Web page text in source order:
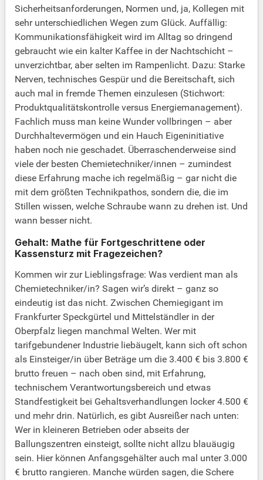
Sicherheitsanforderungen, Normen und, ja, Kollegen mit
sehr unterschiedlichen Wegen zum Glück. Auffällig:
Kommunikationsfähigkeit wird im Alltag so dringend
gebraucht wie ein kalter Kaffee in der Nachtschicht –
unverzichtbar, aber selten im Rampenlicht. Dazu: Starke
Nerven, technisches Gespür und die Bereitschaft, sich
auch mal in fremde Themen einzulesen (Stichwort:
Produktqualitätskontrolle versus Energiemanagement).
Fachlich muss man keine Wunder vollbringen – aber
Durchhaltevermögen und ein Hauch Eigeninitiative
haben noch nie geschadet. Überraschenderweise sind
viele der besten Chemietechniker/innen – zumindest
diese Erfahrung mache ich regelmäßig – gar nicht die
mit dem größten Technikpathos, sondern die, die im
Stillen wissen, welche Schraube wann zu drehen ist. Und
wann besser nicht.
Gehalt: Mathe für Fortgeschrittene oder
Kassensturz mit Fragezeichen?
Kommen wir zur Lieblingsfrage: Was verdient man als
Chemietechniker/in? Sagen wir’s direkt – ganz so
eindeutig ist das nicht. Zwischen Chemiegigant im
Frankfurter Speckgürtel und Mittelständler in der
Oberpfalz liegen manchmal Welten. Wer mit
tarifgebundener Industrie liebäugelt, kann sich oft schon
als Einsteiger/in über Beträge um die 3.400 € bis 3.800 €
brutto freuen – nach oben sind, mit Erfahrung,
technischem Verantwortungsbereich und etwas
Standfestigkeit bei Gehaltsverhandlungen locker 4.500 €
und mehr drin. Natürlich, es gibt Ausreißer nach unten:
Wer in kleineren Betrieben oder abseits der
Ballungszentren einsteigt, sollte nicht allzu blauäugig
sein. Hier können Anfangsgehälter auch mal unter 3.000
€ brutto rangieren. Manche würden sagen, die Schere